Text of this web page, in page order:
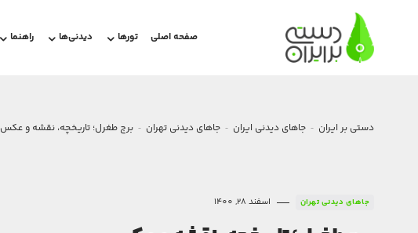
صفحه اصلی تورها دیدنی‌ها راهنما
دستی بر ایران جاهای دیدنی ایران جاهای دیدنی تهران برج طغرل؛ تاریخچه، نقشه و عکس
جاهای دیدنی تهران اسفند 28, 1400